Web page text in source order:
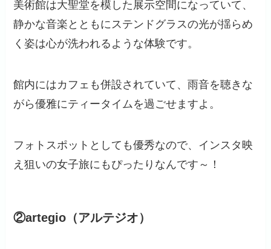
美術館は大聖堂を模した展示空間になっていて、
静かな音楽とともにステンドグラスの光が揺らめ
く姿は心が洗われるような体験です。
館内にはカフェも併設されていて、雨音を聴きな
がら優雅にティータイムを過ごせますよ。
フォトスポットとしても優秀なので、インスタ映
え狙いの女子旅にもぴったりなんです～！
②artegio（アルテジオ）